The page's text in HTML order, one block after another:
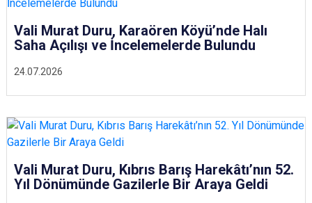
24.07.2026
Vali Murat Duru, Karaören Köyü’nde Halı
Saha Açılışı ve İncelemelerde Bulundu
Vali Murat Duru, Kıbrıs Barış Harekâtı’nın 52.
Yıl Dönümünde Gazilerle Bir Araya Geldi